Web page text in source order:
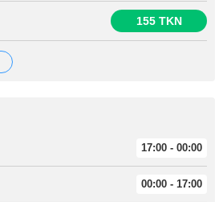
155 TKN
17:00 - 00:00
00:00 - 17:00